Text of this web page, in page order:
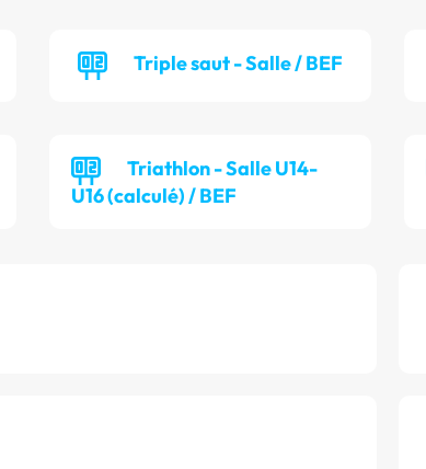
Triple saut - Salle / BEF
Triathlon - Salle U14-
U16 (calculé) / BEF